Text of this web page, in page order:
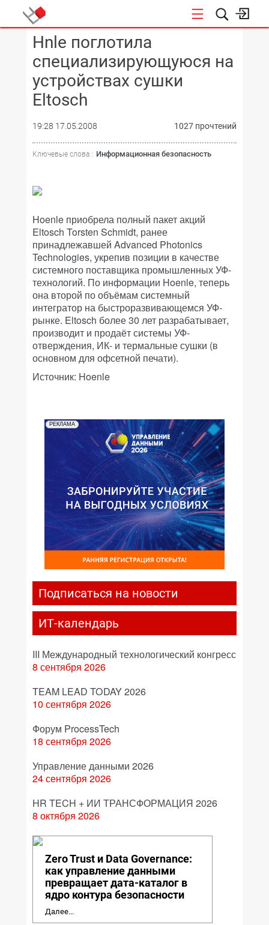
КОНФЕРЕНЦИИ
Hnle поглотила
специализирующуюся на
устройствах сушки
Eltosch
19:28 17.05.2008 1027 прочтений
Ключевые слова : Информационная безопасность
Hoenle приобрела полный пакет акций
Eltosch Torsten Schmidt, ранее
принадлежавшей Advanced Photonics
Technologies, укрепив позиции в качестве
системного поставщика промышленных УФ-
технологий. По информации Hoenle, теперь
она второй по объёмам системный
интегратор на быстроразвивающемся УФ-
рынке. Eltosch более 30 лет разрабатывает,
производит и продаёт системы УФ-
отверждения, ИК- и термальные сушки (в
основном для офсетной печати).
Источник: Hoenle
РЕКЛАМА
Подписаться на новости
ИТ-календарь
III Международный технологический конгресс
8 сентября 2026
TEAM LEAD TODAY 2026
10 сентября 2026
Форум ProcessTech
18 сентября 2026
Управление данными 2026
24 сентября 2026
HR TECH + ИИ ТРАНСФОРМАЦИЯ 2026
8 октября 2026
Zero Trust и Data Governance:
как управление данными
превращает дата-каталог в
ядро контура безопасности
Далее...